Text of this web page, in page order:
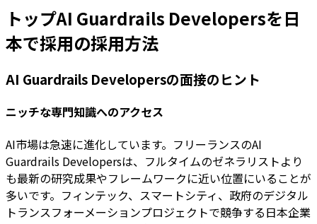
トップAI Guardrails Developersを日
本で採用の採用方法
AI Guardrails Developersの面接のヒント
ニッチな専門知識へのアクセス
AI市場は急速に進化しています。フリーランスのAI
Guardrails Developersは、フルタイムのゼネラリストより
も最新の研究成果やフレームワークに近い位置にいることが
多いです。フィンテック、スマートシティ、政府のデジタル
トランスフォーメーションプロジェクトで競争する日本企業